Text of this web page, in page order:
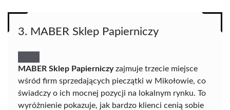
3. MABER Sklep Papierniczy
MABER Sklep Papierniczyzajmuje trzecie miejsce
wśród firm sprzedających pieczątki w Mikołowie, co
świadczy o ich mocnej pozycji na lokalnym rynku. To
wyróżnienie pokazuje, jak bardzo klienci cenią sobie